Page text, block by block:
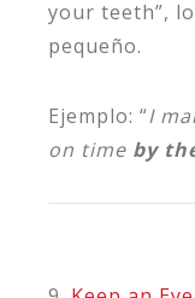
your teeth”,
pequeño.
Ejemplo: “I
on time by